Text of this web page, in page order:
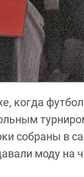
когда
собраны в
моду на